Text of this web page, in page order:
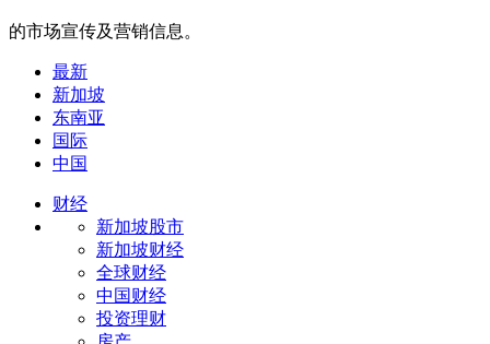
的市场宣传及营销信息。
最新
新加坡
东南亚
国际
中国
财经
新加坡股市
新加坡财经
全球财经
中国财经
投资理财